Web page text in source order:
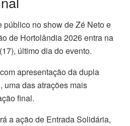
público no show de Zé Neto e
de Hortolândia 2026 entra na
último dia do evento.
apresentação da dupla
uma das atrações mais
final.
a ação de Entrada Solidária,